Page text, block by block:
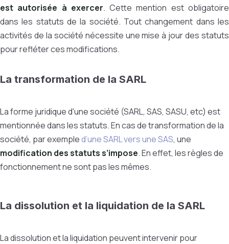
est autorisée à exercer. Cette mention est obligatoire
dans les statuts de la société. Tout changement dans les
activités de la société nécessite une mise à jour des statuts
pour refléter ces modifications.
La transformation de la SARL
La forme juridique d'une société (SARL, SAS, SASU, etc) est
mentionnée dans les statuts. En cas de transformation de la
société, par exempled’une SARL vers une SAS, une
modification des statuts s’impose. En effet, les règles de
fonctionnement ne sont pas les mêmes.
La dissolution et la liquidation de la SARL
La dissolution et la liquidation peuvent intervenir pour